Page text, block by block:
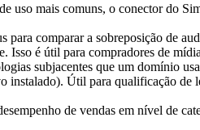
uso mais comuns, o conector do
para comparar a sobreposição de
Isso é útil para compradores de
subjacentes que um domínio
Útil para qualificação
de vendas em nível de